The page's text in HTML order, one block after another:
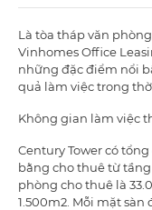
Là tòa tháp văn
Vinhomes Office
những đặc điểm nổi
quả làm việc trong
Không gian làm việc
Century Tower có
bằng cho thuê từ
phòng cho thuê là
1.500m2. Mỗi mặt